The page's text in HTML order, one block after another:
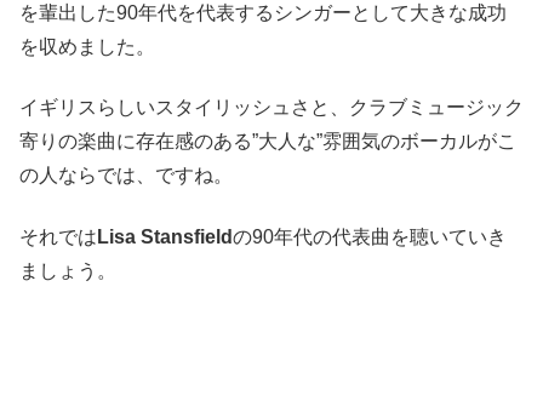
を輩出した90年代を代表するシンガーとして大きな成功
を収めました。
イギリスらしいスタイリッシュさと、クラブミュージック
寄りの楽曲に存在感のある”大人な”雰囲気のボーカルがこ
の人ならでは、ですね。
それでは Lisa Stansfieldの90年代の代表曲を聴いていき
ましょう。